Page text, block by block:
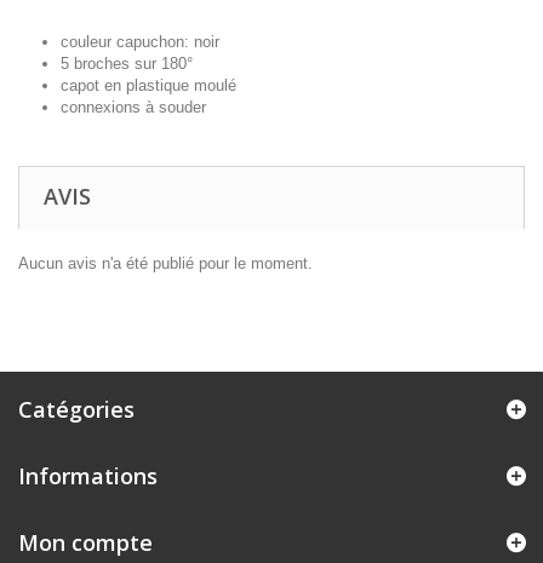
couleur capuchon: noir
5 broches sur 180°
capot en plastique moulé
connexions à souder
AVIS
Aucun avis n'a été publié pour le moment.
Catégories
Informations
Mon compte